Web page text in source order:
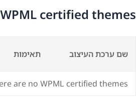
WPML certified themes
שם ערכת העיצוב תאימות
are no WPML certified themes.